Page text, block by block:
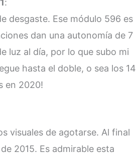
:
desgaste. Ese módulo 596 es
dan una autonomía de 7
luz al día, por lo que subo mi
hasta el doble, o sea los 14
en 2020!
visuales de agotarse. Al final
2015. Es admirable esta